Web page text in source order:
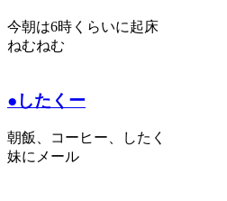
今朝は6時くらいに起床
ねむねむ
●したくー
朝飯、コーヒー、したく
妹にメール